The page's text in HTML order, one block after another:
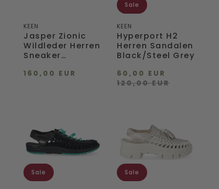
KEEN
Jasper Zionic
Wildleder Herren
Sneaker
160,00 EUR
Sale
KEEN
Hyperport H2
Herren Sandalen
Black/Steel Grey
60,00 EUR
120,00 EUR
Sandalen
Atmos
Jade
Remix
Sale
Tassell
Sandalen
Champagne
Gold/Star
White
Sale